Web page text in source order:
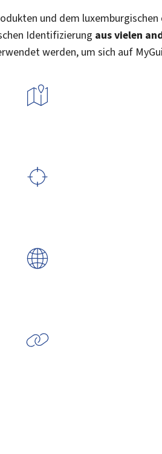
und dem
Identifizierung aus vielen
werden, um sich auf